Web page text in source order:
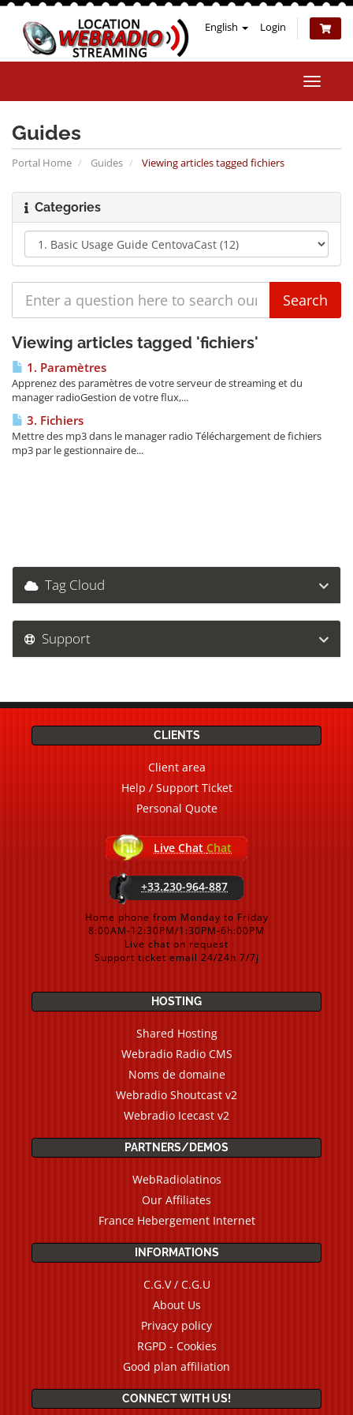
English Login
Toggle
Guides
Portal Home Guides Viewing articles tagged fichiers
Categories
Viewing articles tagged 'fichiers'
1. Paramètres
Apprenez des paramètres de votre serveur de streaming et du
manager radioGestion de votre flux,...
3. Fichiers
Mettre des mp3 dans le manager radio Téléchargement de fichiers
mp3 par le gestionnaire de...
Tag Cloud
Support
CLIENTS
Client area
Help / Support Ticket
Personal Quote
Live Chat Chat
+33.230-964-887
Home phone from Monday to Friday
8:00AM-12:30PM/1:30PM-6h:00PM
Live chat on request
Support ticket email 24/24h 7/7j
HOSTING
Shared Hosting
Webradio Radio CMS
Noms de domaine
Webradio Shoutcast v2
Webradio Icecast v2
PARTNERS/DEMOS
WebRadiolatinos
Our Affiliates
France Hebergement Internet
INFORMATIONS
C.G.V / C.G.U
About Us
Privacy policy
RGPD - Cookies
Good plan affiliation
CONNECT WITH US!